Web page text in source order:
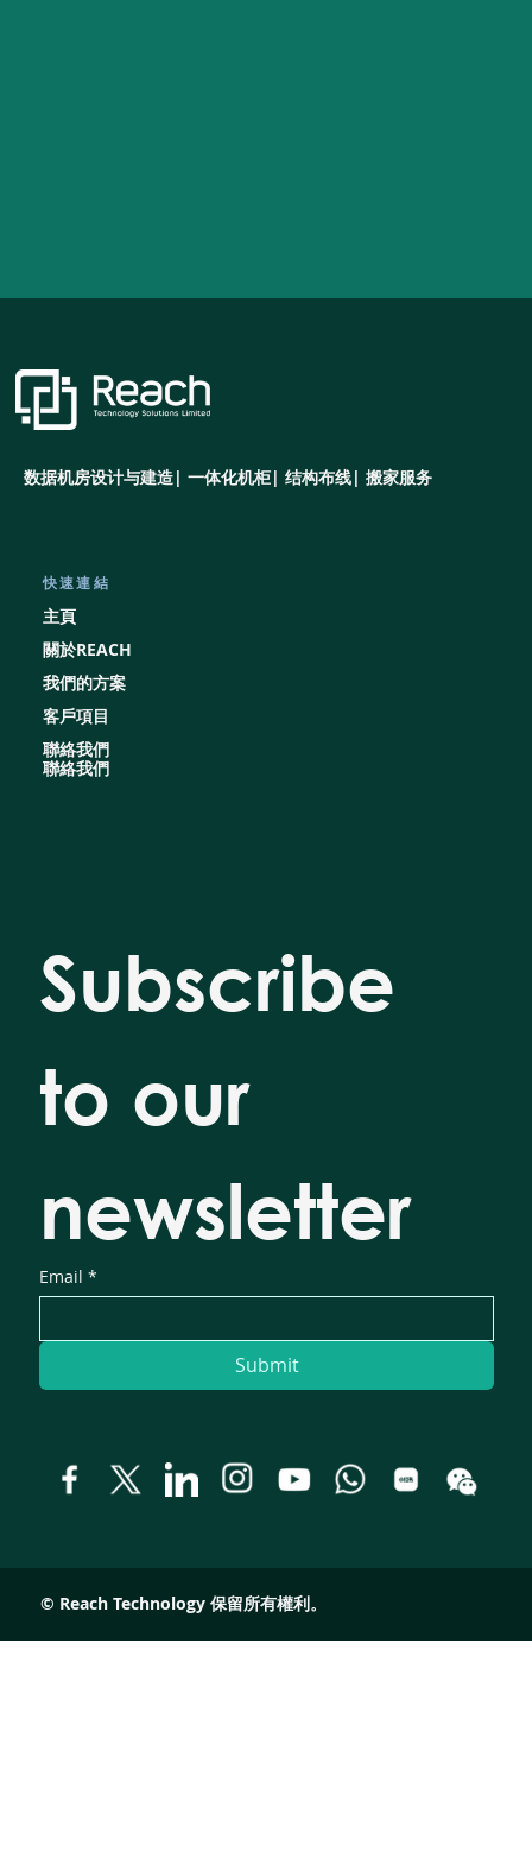
Subscribe
to our
newsletter
Email *
Submit
快速連結
主頁
​關於REACH
​我們的方案
客戶項目
​聯絡我們
​聯絡我們
数据机房设计与建造| 一体化机柜| 结构布线| 搬家服务
© Reach Technology 保留所有權利。